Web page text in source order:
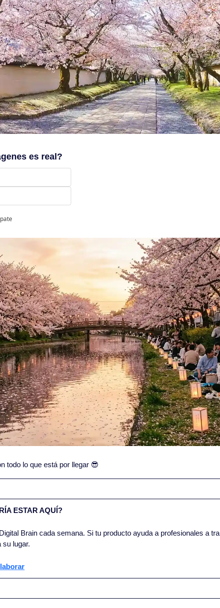
es real?
todo lo que está por llegar 😎
ESTAR AQUÍ?
Brain cada semana. Si tu producto ayuda a profesionales a
su lugar.